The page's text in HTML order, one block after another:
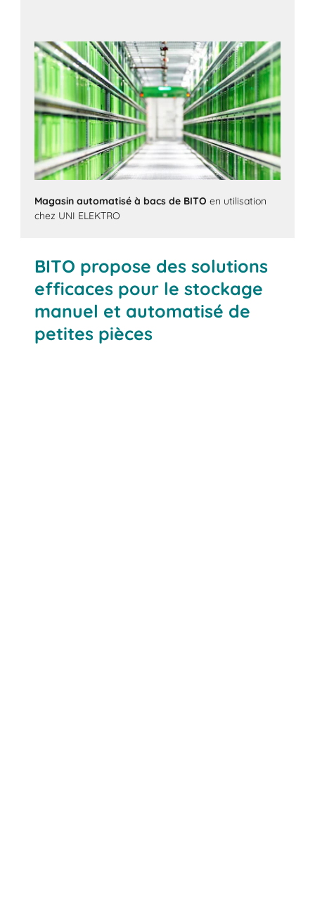
Magasin automatisé à bacs de BITO en utilisation
chez UNI ELEKTRO
BITO propose des solutions
efficaces pour le stockage
manuel et automatisé de
petites pièces